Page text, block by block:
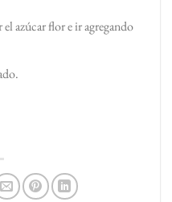
azúcar flor e ir agregando